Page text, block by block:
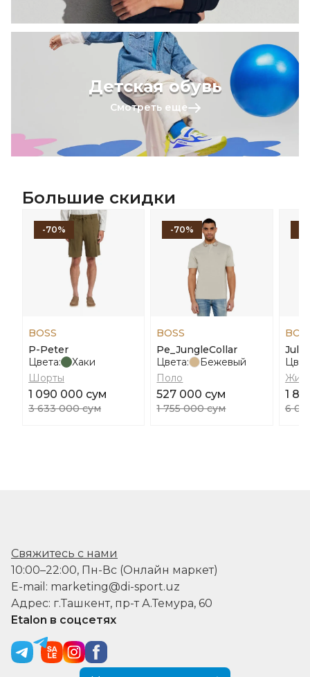
Детская обувь
Смотреть еще
Большие скидки
-70%
BOSS
P-Peter
Цвета:
Хаки
Шорты
1 090 000 сум
3 633 000 сум
-70%
BOSS
Pe_JungleCollar
Цвета:
Бежевый
Поло
527 000 сум
1 755 000 сум
1
6
Свяжитесь с нами
10:00–22:00, Пн-Вс (Онлайн маркет)
E-mail: marketing@di-sport.uz
Адрес: г.Ташкент, пр-т А.Темура, 60
Etalon в соцсетях